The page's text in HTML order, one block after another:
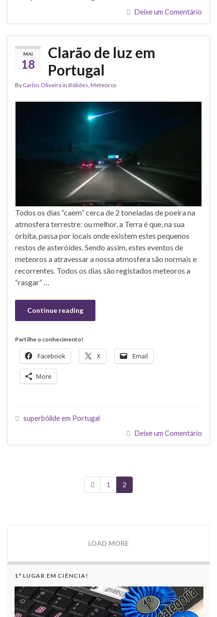
Deixe um Comentário
MAI
18
Clarão de luz em
Portugal
By Carlos Oliveira in Bólides Meteoros
Todos os dias “caem” cerca de 2 toneladas de poeira na
atmosfera terrestre: ou melhor, a Terra é que, na sua
órbita, passa por locais onde existem estes pequenos
restos de asteróides. Sendo assim, estes eventos de
meteoros a atravessar a nossa atmosfera são normais e
recorrentes. Todos os dias são registados meteoros a
“rasgar” …
Continue reading
Partilhe o conhecimento!
Facebook X Email
More
superbólide em Portugal
Deixe um Comentário
1 2
LOAD MORE
1º LUGAR EM CIÊNCIA!